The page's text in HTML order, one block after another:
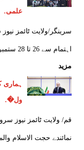
علمی.
سرینگر/ولایت ٹائمز
اہتمام سے 26 تا 28 ستمبر 2025 کو...
مزید
ہماری
ول�.
قم/ ولایت ٹائمز نیوز
نمائندے حجت الاسلام